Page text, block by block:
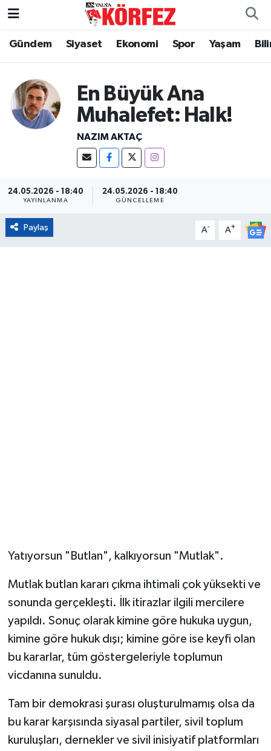
Gündem Siyaset Ekonomi Spor Yaşam
En Büyük Ana
Muhalefet: Halk!
NAZIM AKTAÇ
24.05.2026 - 18:40
YAYINLANMA
24.05.2026 - 18:40
GÜNCELLEME
Paylaş A- A+
Yatıyorsun "Butlan", kalkıyorsun "Mutlak".
Mutlak butlan kararı çıkma ihtimali çok yüksekti ve
sonunda gerçekleşti. İlk itirazlar ilgili mercilere
yapıldı. Sonuç olarak kimine göre hukuka uygun,
kimine göre hukuk dışı; kimine göre ise keyfi olan
bu kararlar, tüm göstergeleriyle toplumun
vicdanına sunuldu.
Tam bir demokrasi şurası oluşturulmamış olsa da
bu karar karşısında siyasal partiler, sivil toplum
kuruluşları, dernekler ve sivil inisiyatif platformları
Gündem
Siyaset
Yerel Yönetim
Yaşam
Asayiş
Resmi İlanlar
Nöbetçi Eczaneler
Hava Durumu
Trafik Durumu
Süper Lig Puan Durumu ve Fikstür
Tüm Manşetler
Son Dakika Haberleri
Haber Arşivi